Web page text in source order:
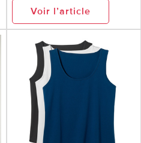
Voir l’article